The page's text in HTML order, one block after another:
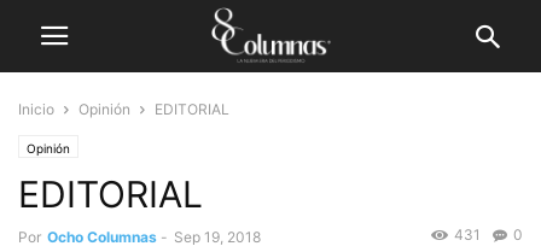
Inicio Opinión EDITORIAL
Opinión
EDITORIAL
Por Ocho Columnas - Sep 19, 2018 0
431